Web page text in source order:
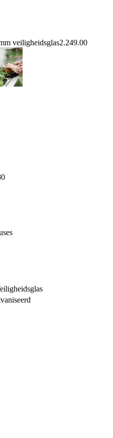
veiligheidsglas2.249.00